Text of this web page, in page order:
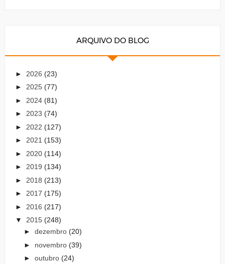
ARQUIVO DO BLOG
► 2026 (23)
► 2025 (77)
► 2024 (81)
► 2023 (74)
► 2022 (127)
► 2021 (153)
► 2020 (114)
► 2019 (134)
► 2018 (213)
► 2017 (175)
► 2016 (217)
▼ 2015 (248)
► dezembro (20)
► novembro (39)
► outubro (24)